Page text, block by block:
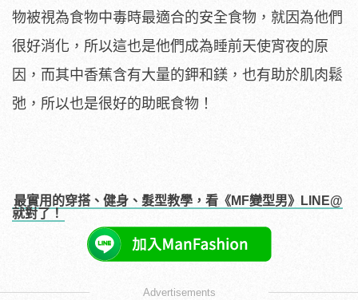
物被視為食物中毒時最適合的安全食物，就因為他們
很好消化，所以這也是他們成為睡前天使宵夜的原
因，而其中香蕉含有大量的鉀和鎂，也有助於肌肉鬆
弛，所以也是很好的助眠食物！
最實用的穿搭、健身、髮型教學，看《MF變型男》LINE@
就對了！
Advertisements